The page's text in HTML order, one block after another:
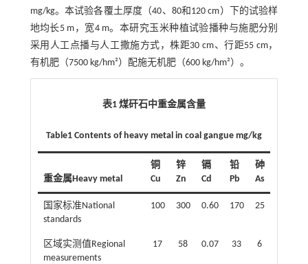
mg/kg。本试验各覆土厚度（40、80和120 cm）下的试验样
地均长5 m，宽4 m。本研究玉米种植试验播种与施肥分别
采用人工点播与人工撒施方式，株距30 cm、行距55 cm，
有机肥（7500 kg/hm²）配施无机肥（600 kg/hm²）。
表1 煤矸石中重金属含量
Table1 Contents of heavy metal in coal gangue mg/kg
重金属Heavy metal
铜
Cu
锌
Zn
镉
Cd
铅
Pb
砷
As
国家标准National
standards
100 300 0.60 170 25
区域实测值Regional
measurements
17 58 0.07 33 6